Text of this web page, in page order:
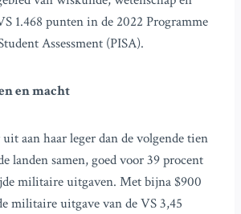
1.468 punten in de 2022 Programme
Assessment (PISA).
en macht
aan haar leger dan de volgende tien
landen samen, goed voor 39 procent
militaire uitgaven. Met bijna $900
militaire uitgave van de VS 3,45